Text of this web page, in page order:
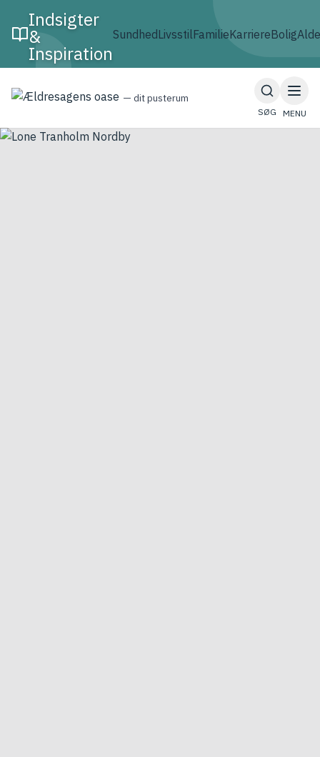
Indsigter
&
Inspiration
SundhedLivsstilFamilieKarriereBolig
— dit pusterum
SØG MENU